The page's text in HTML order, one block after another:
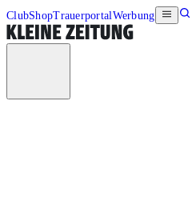
ClubShopTrauerportalWerbung